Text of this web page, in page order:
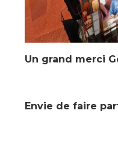
Un grand merci
Envie de faire